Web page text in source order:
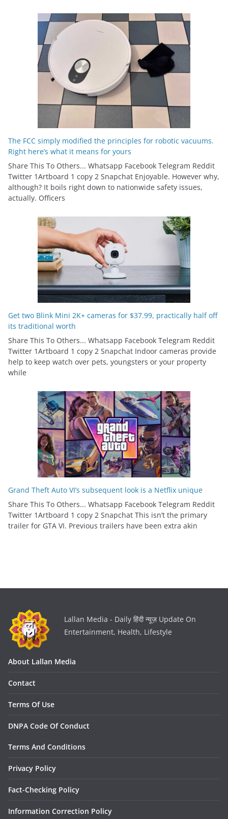
The FCC simply modified the principles for robotic vacuums.
Right here’s what it means for yours
Share This To Others... Whatsapp Facebook Telegram Reddit
Twitter 1Artboard 1 copy 2 Snapchat Enjoyable. However why,
although? It boils right down to nationwide safety issues,
actually. Officers
Get two Blink Mini 2K+ cameras for $37.99, practically half off
its traditional worth
Share This To Others... Whatsapp Facebook Telegram Reddit
Twitter 1Artboard 1 copy 2 Snapchat Indoor cameras provide
help to keep watch over pets, youngsters or your property
while
Grand Theft Auto VI’s subsequent look is a Netflix unique
Share This To Others... Whatsapp Facebook Telegram Reddit
Twitter 1Artboard 1 copy 2 Snapchat This isn’t the primary
trailer for GTA VI. Previous trailers have been extra akin
Lallan Media - Daily हिंदी न्यूज़ Update On
Entertainment, Health, Lifestyle
About Lallan Media
Contact
Terms Of Use
DNPA Code Of Conduct
Terms And Conditions
Privacy Policy
Fact-Checking Policy
Information Correction Policy